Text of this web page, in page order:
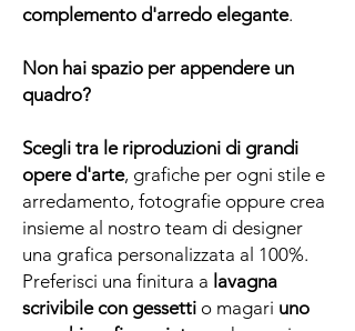
complemento d'arredo elegante.
Non hai spazio per appendere un
quadro?
Scegli tra le riproduzioni di grandi
opere d'arte, grafiche per ogni stile e
arredamento, fotografie oppure crea
insieme al nostro team di designer
una grafica personalizzata al 100%.
Preferisci una finitura a lavagna
scrivibile con gessetti o magari uno